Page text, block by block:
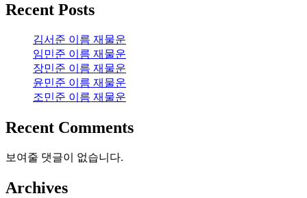
Recent Posts
김서준 이름 재물운
임민준 이름 재물운
장민준 이름 재물운
윤민준 이름 재물운
조민준 이름 재물운
Recent Comments
보여줄 댓글이 없습니다.
Archives